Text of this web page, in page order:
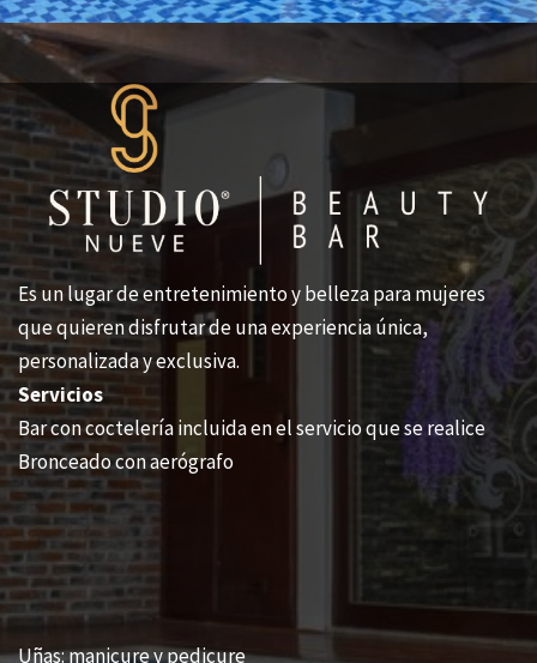
Es un lugar de entretenimiento y belleza para mujeres
que quieren disfrutar de una experiencia única,
personalizada y exclusiva.
Servicios
Bar con coctelería incluida en el servicio que se realice
Bronceado con aerógrafo
Uñas: manicure y pedicure